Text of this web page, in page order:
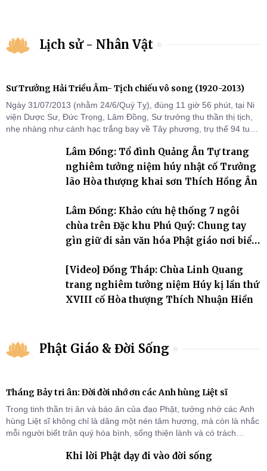
Lịch sử - Nhân Vật
Sư Trưởng Hải Triều Âm- Tịch chiếu vô song (1920-2013)
Ngày 31/07/2013 (nhằm 24/6/Quý Tỵ), đúng 11 giờ 56 phút, tại Ni
viện Dược Sư, Đức Trọng, Lâm Đồng, Sư trưởng thu thần thị tịch,
nhẹ nhàng như cánh hạc trắng bay về Tây phương, trụ thế 94 tuổi
Lâm Đồng: Tổ đình Quảng Ân Tự trang
nghiêm tưởng niệm húy nhật cố Trưởng
lão Hòa thượng khai sơn Thích Hồng Ân
Lâm Đồng: Khảo cứu hệ thống 7 ngôi
chùa trên Đặc khu Phú Quý: Chung tay
gìn giữ di sản văn hóa Phật giáo nơi biển
[Video] Đồng Tháp: Chùa Linh Quang
trang nghiêm tưởng niệm Húy kị lần thứ
XVIII cố Hòa thượng Thích Nhuận Hiền
Phật Giáo & Đời Sống
Tháng Bảy tri ân: Đời đời nhớ ơn các Anh hùng Liệt sĩ
Trong tinh thần tri ân và báo ân của đạo Phật, tưởng nhớ các Anh
hùng Liệt sĩ không chỉ là dâng một nén tâm hương, mà còn là nhắc
mỗi người biết trân quý hòa bình, sống thiện lành và có trách
Khi lời Phật dạy đi vào đời sống